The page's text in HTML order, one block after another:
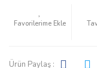
Ürün Paylaş :